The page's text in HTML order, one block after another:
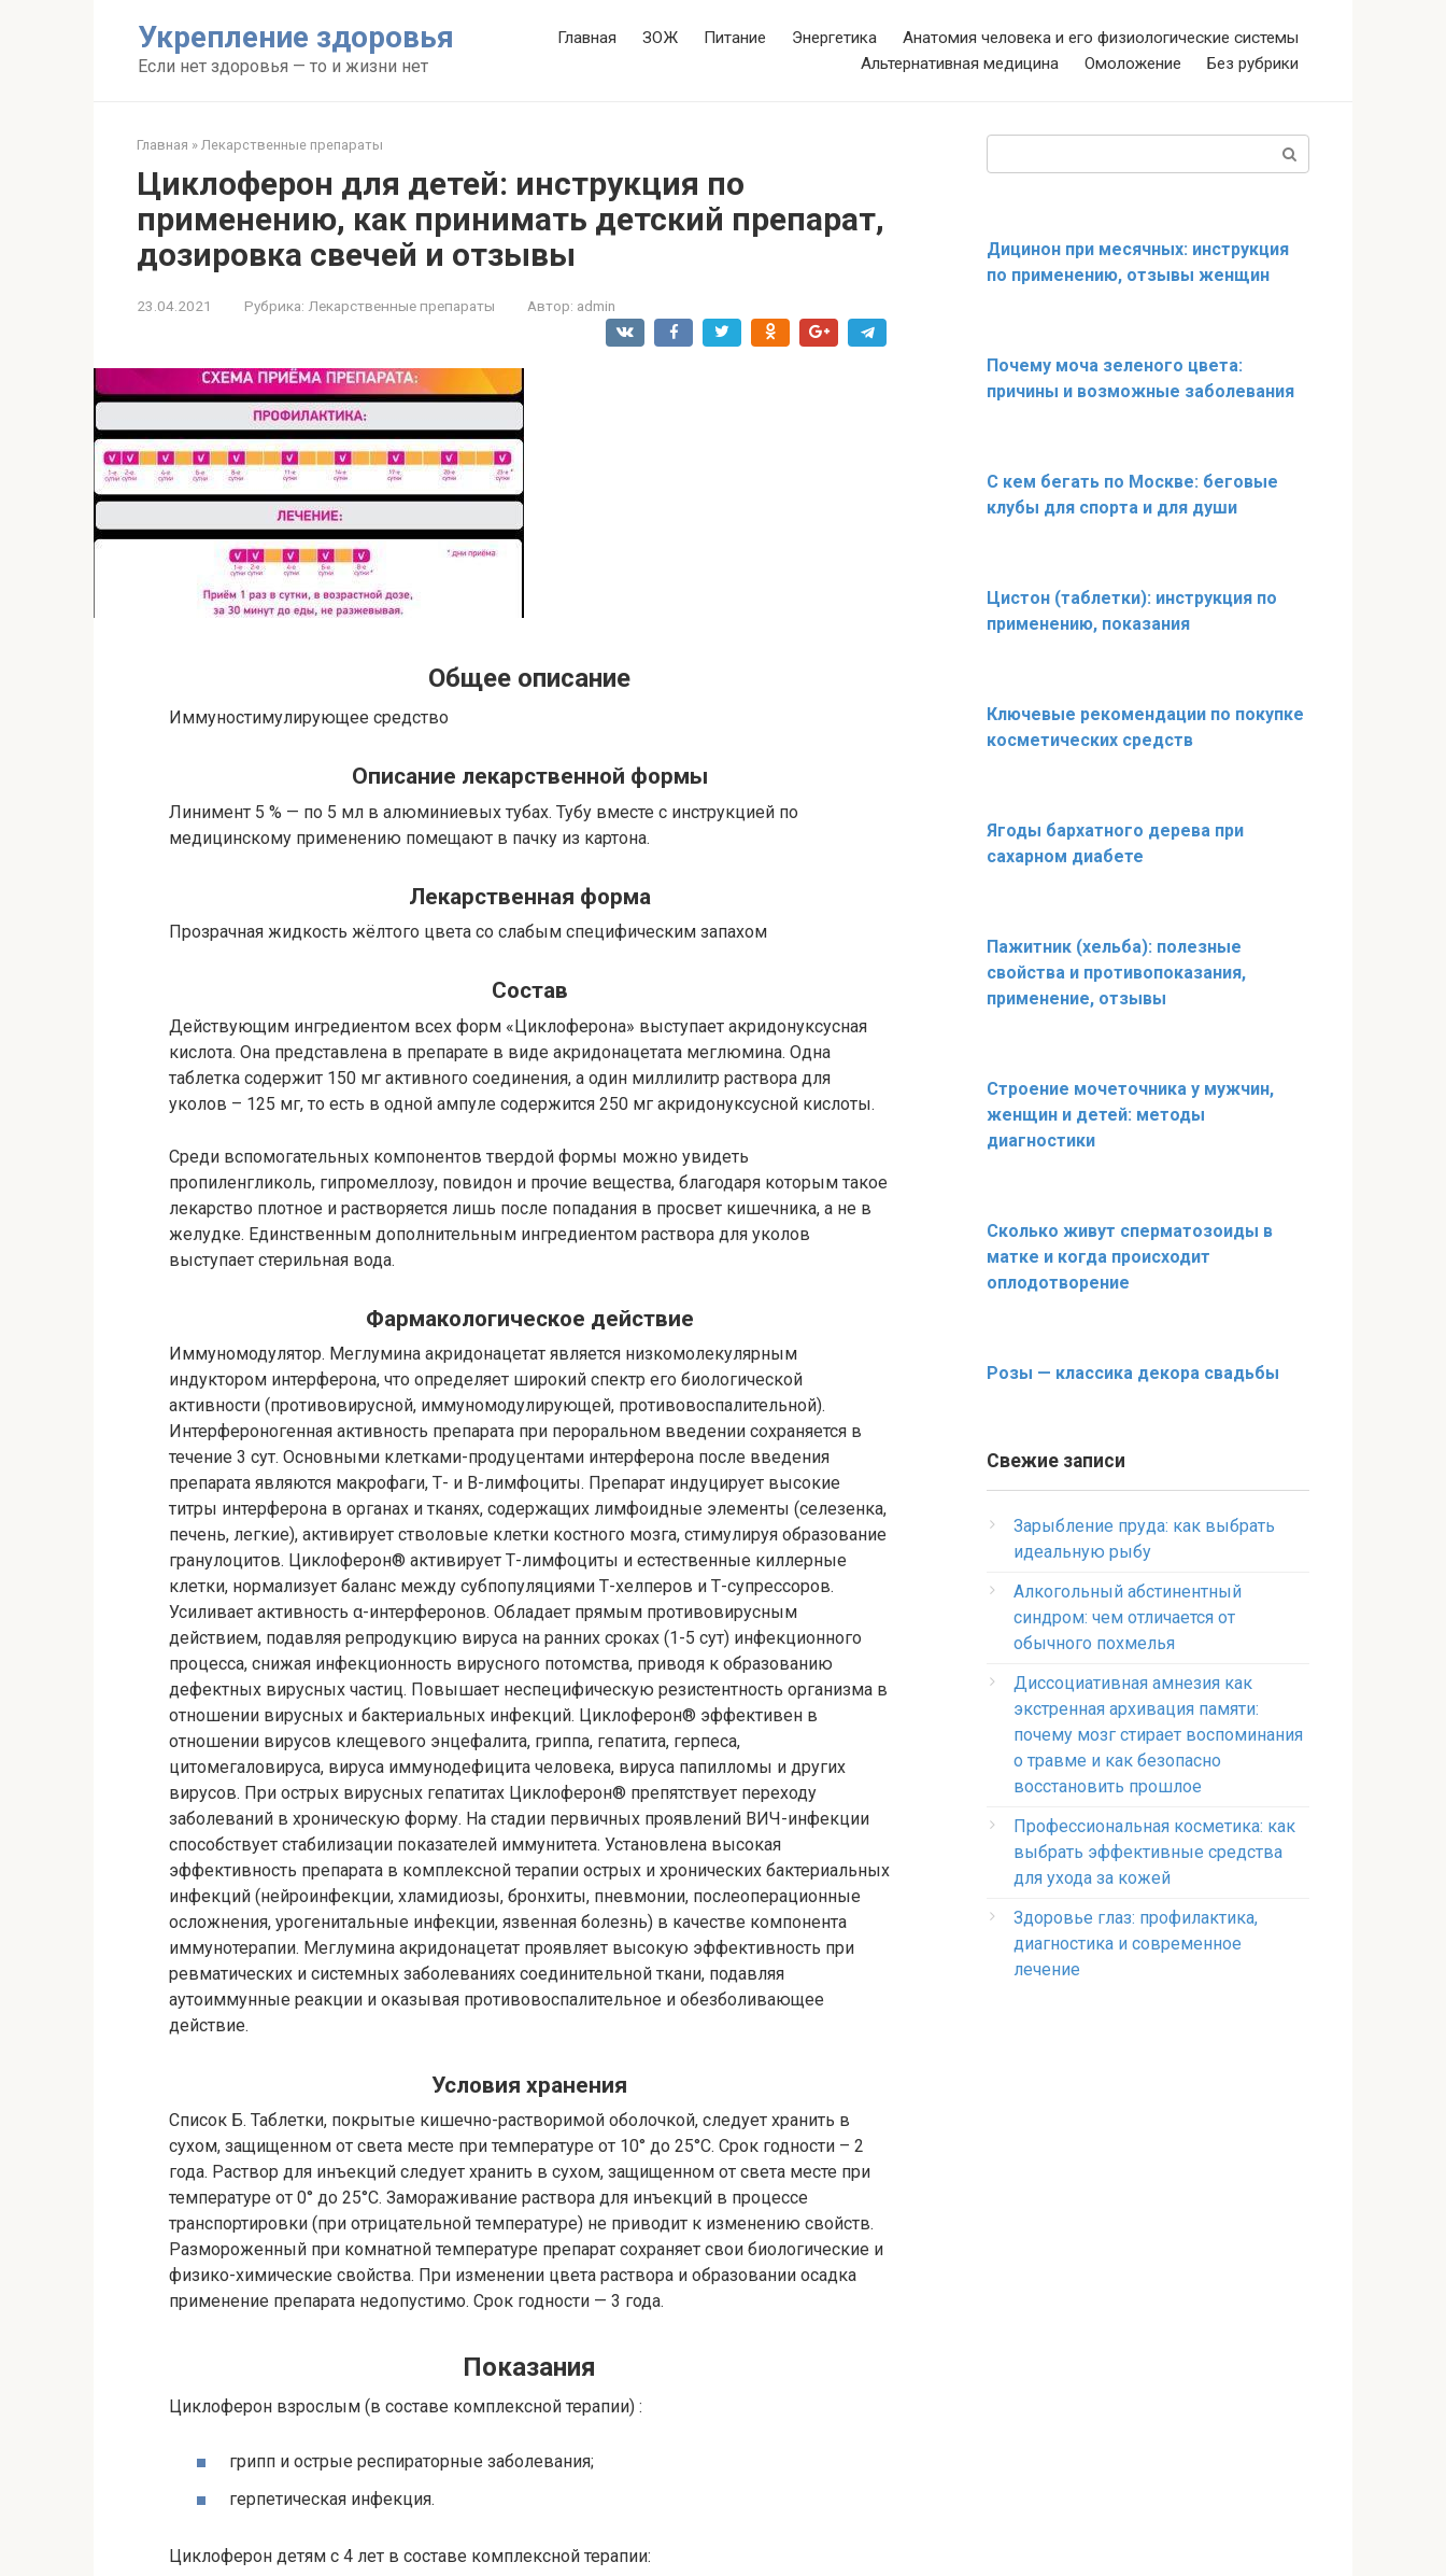
Укрепление здоровья
Если нет здоровья — то и жизни нет
Главная ЗОЖ Питание Энергетика
Анатомия человека и его физиологические системы
Альтернативная медицина
Омоложение Без рубрики
Главная » Лекарственные препараты
Циклоферон для детей: инструкция по
применению, как принимать детский препарат,
дозировка свечей и отзывы
23.04.2021 Рубрика: Лекарственные препараты Автор: admin
Общее описание
Иммуностимулирующее средство
Описание лекарственной формы
Линимент 5 % — по 5 мл в алюминиевых тубах. Тубу вместе с инструкцией по
медицинскому применению помещают в пачку из картона.
Лекарственная форма
Прозрачная жидкость жёлтого цвета со слабым специфическим запахом
Состав
Действующим ингредиентом всех форм «Циклоферона» выступает акридонуксусная
кислота. Она представлена в препарате в виде акридонацетата меглюмина. Одна
таблетка содержит 150 мг активного соединения, а один миллилитр раствора для
уколов – 125 мг, то есть в одной ампуле содержится 250 мг акридонуксусной кислоты.
Среди вспомогательных компонентов твердой формы можно увидеть
пропиленгликоль, гипромеллозу, повидон и прочие вещества, благодаря которым такое
лекарство плотное и растворяется лишь после попадания в просвет кишечника, а не в
желудке. Единственным дополнительным ингредиентом раствора для уколов
выступает стерильная вода.
Фармакологическое действие
Иммуномодулятор. Меглумина акридонацетат является низкомолекулярным
индуктором интерферона, что определяет широкий спектр его биологической
активности (противовирусной, иммуномодулирующей, противовоспалительной).
Интерфероногенная активность препарата при пероральном введении сохраняется в
течение 3 сут. Основными клетками-продуцентами интерферона после введения
препарата являются макрофаги, Т- и В-лимфоциты. Препарат индуцирует высокие
титры интерферона в органах и тканях, содержащих лимфоидные элементы (селезенка,
печень, легкие), активирует стволовые клетки костного мозга, стимулируя образование
гранулоцитов. Циклоферон® активирует Т-лимфоциты и естественные киллерные
клетки, нормализует баланс между субпопуляциями Т-хелперов и Т-супрессоров.
Усиливает активность α-интерферонов. Обладает прямым противовирусным
действием, подавляя репродукцию вируса на ранних сроках (1-5 сут) инфекционного
процесса, снижая инфекционность вирусного потомства, приводя к образованию
дефектных вирусных частиц. Повышает неспецифическую резистентность организма в
отношении вирусных и бактериальных инфекций. Циклоферон® эффективен в
отношении вирусов клещевого энцефалита, гриппа, гепатита, герпеса,
цитомегаловируса, вируса иммунодефицита человека, вируса папилломы и других
вирусов. При острых вирусных гепатитах Циклоферон® препятствует переходу
заболеваний в хроническую форму. На стадии первичных проявлений ВИЧ-инфекции
способствует стабилизации показателей иммунитета. Установлена высокая
эффективность препарата в комплексной терапии острых и хронических бактериальных
инфекций (нейроинфекции, хламидиозы, бронхиты, пневмонии, послеоперационные
осложнения, урогенитальные инфекции, язвенная болезнь) в качестве компонента
иммунотерапии. Меглумина акридонацетат проявляет высокую эффективность при
ревматических и системных заболеваниях соединительной ткани, подавляя
аутоиммунные реакции и оказывая противовоспалительное и обезболивающее
действие.
Условия хранения
Список Б. Таблетки, покрытые кишечно-растворимой оболочкой, следует хранить в
сухом, защищенном от света месте при температуре от 10° до 25°C. Срок годности – 2
года. Раствор для инъекций следует хранить в сухом, защищенном от света месте при
температуре от 0° до 25°C. Замораживание раствора для инъекций в процессе
транспортировки (при отрицательной температуре) не приводит к изменению свойств.
Размороженный при комнатной температуре препарат сохраняет свои биологические и
физико-химические свойства. При изменении цвета раствора и образовании осадка
применение препарата недопустимо. Срок годности — 3 года.
Показания
Циклоферон взрослым (в составе комплексной терапии) :
грипп и острые респираторные заболевания;
герпетическая инфекция.
Циклоферон детям с 4 лет в составе комплексной терапии:
Дицинон при месячных: инструкция
по применению, отзывы женщин
Почему моча зеленого цвета:
причины и возможные заболевания
С кем бегать по Москве: беговые
клубы для спорта и для души
Цистон (таблетки): инструкция по
применению, показания
Ключевые рекомендации по покупке
косметических средств
Ягоды бархатного дерева при
сахарном диабете
Пажитник (хельба): полезные
свойства и противопоказания,
применение, отзывы
Строение мочеточника у мужчин,
женщин и детей: методы
диагностики
Сколько живут сперматозоиды в
матке и когда происходит
оплодотворение
Розы — классика декора свадьбы
Свежие записи
Зарыбление пруда: как выбрать
идеальную рыбу
Алкогольный абстинентный
синдром: чем отличается от
обычного похмелья
Диссоциативная амнезия как
экстренная архивация памяти:
почему мозг стирает воспоминания
о травме и как безопасно
восстановить прошлое
Профессиональная косметика: как
выбрать эффективные средства
для ухода за кожей
Здоровье глаз: профилактика,
диагностика и современное
лечение